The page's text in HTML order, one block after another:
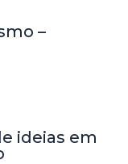
–
ideias em